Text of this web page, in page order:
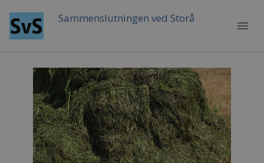
Sammenslutningen ved Storå
menu